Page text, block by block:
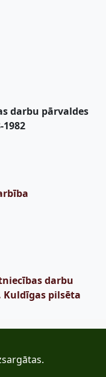
darbu pārvaldes
darbu
Kuldīgas pilsēta